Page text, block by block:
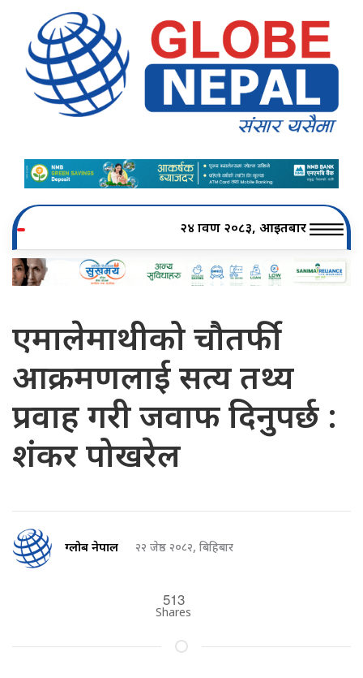
२४ श्रावण २०८३, आइतबार
एमालेमाथीको चौतर्फी
आक्रमणलाई सत्य तथ्य
प्रवाह गरी जवाफ दिनुपर्छ :
शंकर पोखरेल
ग्लोब नेपाल २२ जेष्ठ २०८२, बिहिबार
513
Shares